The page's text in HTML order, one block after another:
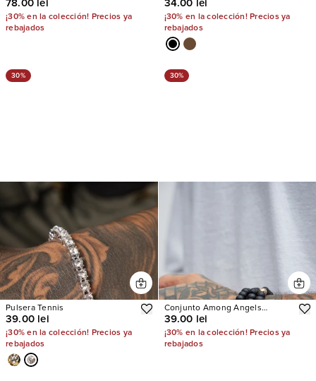
¡30% en la colección! Precios ya
rebajados
¡30% en la colección! Precios ya
rebajados
30%
Pulsera Tennis
39.00 lei
¡30% en la colección! Precios ya
rebajados
30%
Conjunto Among Angels
Bracelet
39.00 lei
¡30% en la colección! Precios ya
rebajados